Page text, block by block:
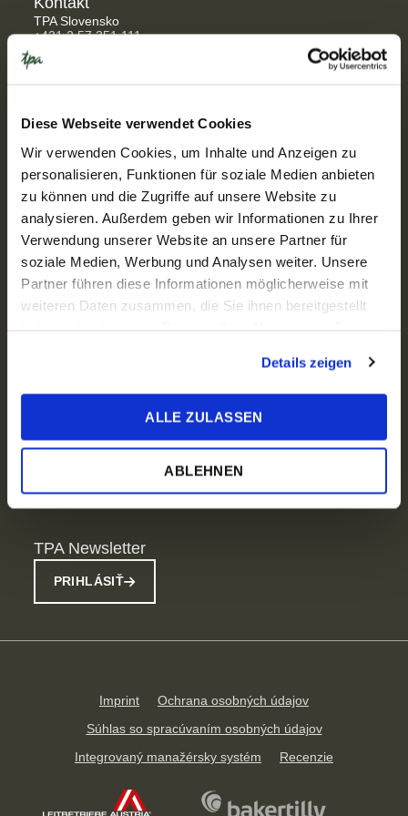
Diese Webseite verwendet Cookies
Wir verwenden Cookies, um Inhalte und Anzeigen zu
personalisieren, Funktionen für soziale Medien anbieten
zu können und die Zugriffe auf unsere Website zu
analysieren. Außerdem geben wir Informationen zu Ihrer
Verwendung unserer Website an unsere Partner für
soziale Medien, Werbung und Analysen weiter. Unsere
Partner führen diese Informationen möglicherweise mit
weiteren Daten zusammen, die Sie ihnen bereitgestellt
Details zeigen
ALLE ZULASSEN
ABLEHNEN
SK
EN
TPA Slovensko
+421 2 57 351 111
Bratislava
Business centre Košice, Štúrova 27, 040 01 Košice
Ulica J.M. Hurbana 14477/9A, 974 01 Banská Bystrica
Otváracie hodiny
Pon - Pia: 08:00 – 17:00
Odkazy
Know-how
TPA Group
TPA Newsletter
PRIHLÁSIŤ
Imprint
Ochrana osobných údajov
Súhlas so spracúvaním osobných údajov
Integrovaný manažérsky systém
Recenzie